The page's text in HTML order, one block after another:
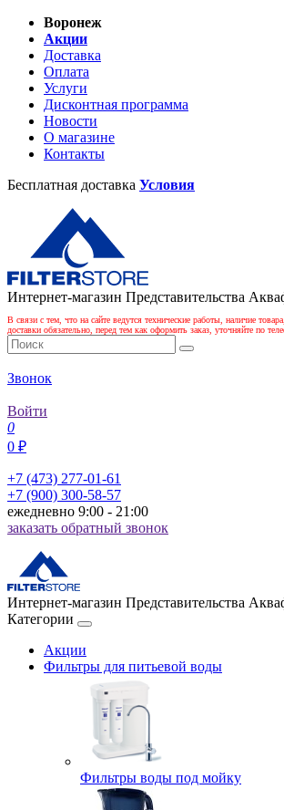
Воронеж
Акции
Доставка
Оплата
Услуги
Дисконтная программа
Новости
О магазине
Контакты
Бесплатная доставка Условия
Интернет-магазин Представительства
В связи с тем, что на сайте ведутся технические работы, наличие
доставки обязательно, перед тем как оформить заказ, уточняйте по
Звонок
Войти
0
0 ₽
+7 (473) 277-01-61
+7 (900) 300-58-57
ежедневно 9:00 - 21:00
заказать обратный звонок
Интернет-магазин Представительства
Категории
Акции
Фильтры для питьевой воды
Фильтры воды под мойку